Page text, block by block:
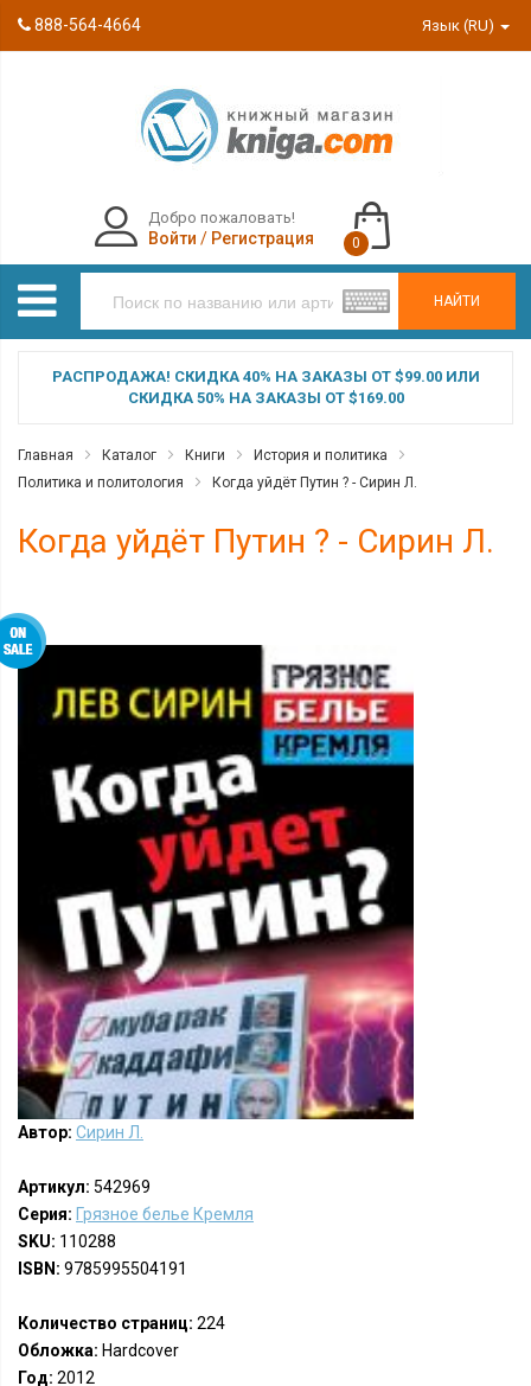
888-564-4664 Язык (RU)
НАЙТИ
Добро пожаловать!
Войти / Регистрация 0
РАСПРОДАЖА! СКИДКА 40% НА ЗАКАЗЫ ОТ $99.00 ИЛИ
СКИДКА 50% НА ЗАКАЗЫ ОТ $169.00
Главная Каталог Книги
История и политика
Политика и политология
Когда уйдёт Путин ? - Сирин Л.
Когда уйдёт Путин ? - Сирин Л.
Автор: Сирин Л.
Артикул: 542969
Серия: Грязное белье Кремля
SKU: 110288
ISBN: 9785995504191
Количество страниц: 224
Обложка: Hardcover
Год: 2012